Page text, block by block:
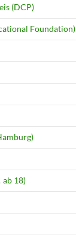
(DCP)
Foundation)
18)